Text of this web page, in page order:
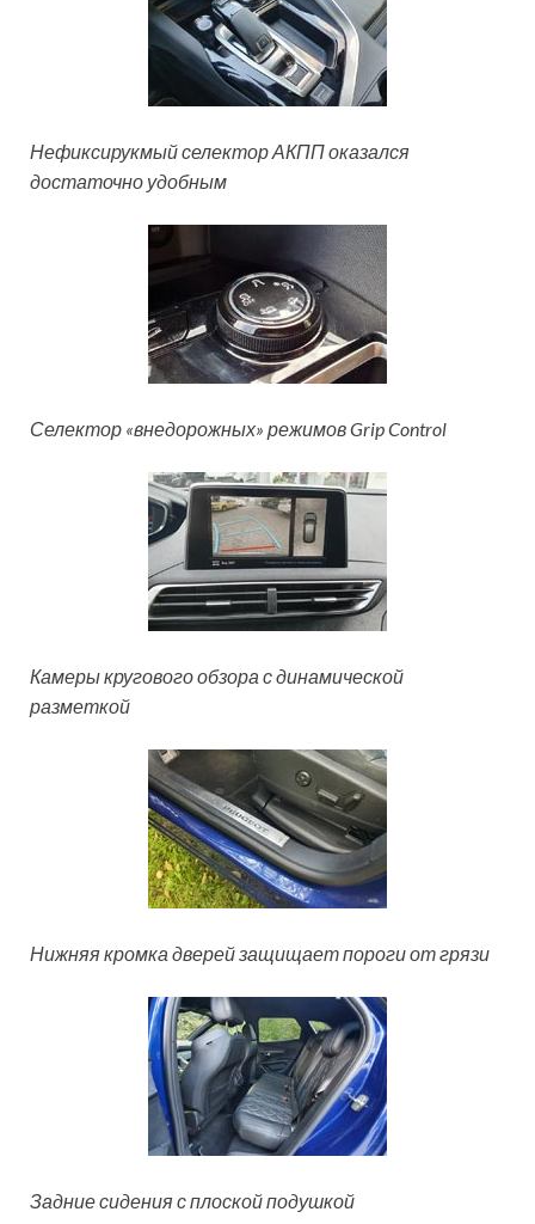
Нефиксирукмый селектор АКПП оказался
достаточно удобным
Селектор «внедорожных» режимов Grip Control
Камеры кругового обзора с динамической
разметкой
Нижняя кромка дверей защищает пороги от грязи
Задние сидения с плоской подушкой